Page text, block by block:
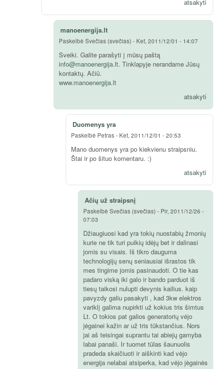
atsakyti
manoenergija.lt
Paskelbė Svečias (svečias) - Ket, 2011/12/01 - 14:07
Sveiki. Galite parašyti į mūsų paštą
info@manoenergija.lt. Tinklapyje nerandame Jūsų
kontaktų. Ačiū.
www.manoenergija.lt
atsakyti
Duomenys yra
Paskelbė Petras- Ket, 2011/12/01 - 20:53
Mano duomenys yra po kiekvienu straipsniu.
Štai ir po šituo komentaru. :)
atsakyti
Ačių už straipsnį
Paskelbė Svečias (svečias) - Pir, 2011/12/26 -
07:03
Džiaugiuosi kad yra tokių nuostabių žmonių
kurie ne tik turi puikių idėjų bet ir dalinasi
jomis su visais. Iš tikro dauguma
technologijų senų seniausiai išrastos tik
mes tingime jomis pasinaudoti. O tie kas
padaro viską iki galo ir bando parduot iš
tiesų taikosi nulupti devynis kailius. kaip
pavyzdy galiu pasakyti , kad 3kw elektros
variklį galima nupirkti už kokius tris šimtus
Lt. O tokios pat galios generatorių vėjo
jėgainei kažin ar už tris tūkstančius. Nors
jai aš teisingai suprantu tai abiejų gamyba
labai panaši. Ir tuomet tūlas šaunuolis
pradeda skaičiuoti ir aiškinti kad vėjo
energija nelabai atsiperka, kad vėjo jėgainės